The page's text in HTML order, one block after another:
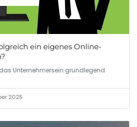
ein eigenes Online-
Unternehmersein grundlegend
2025